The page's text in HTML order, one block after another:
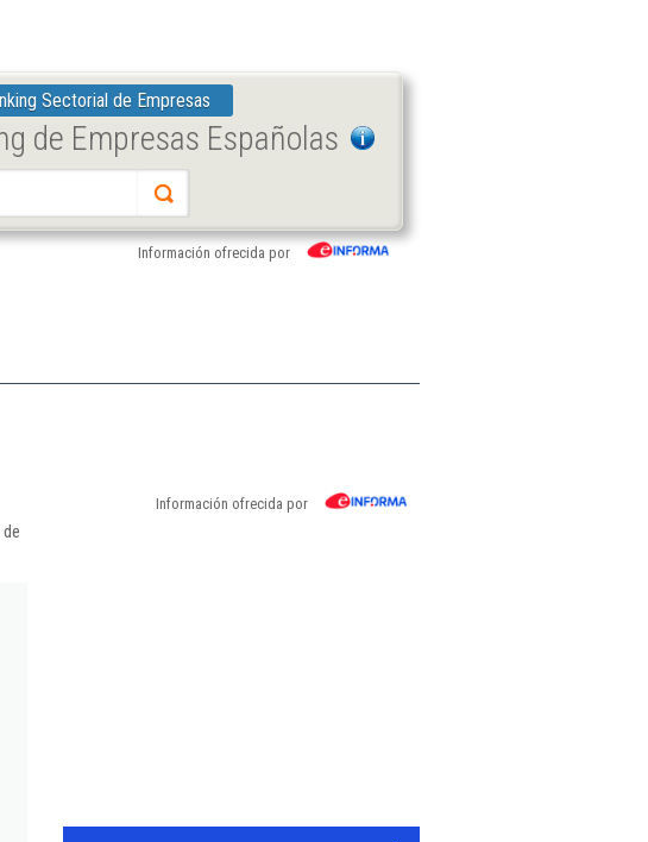
Sectorial de Empresas
de Empresas Españolas
Información ofrecida por
Información ofrecida por